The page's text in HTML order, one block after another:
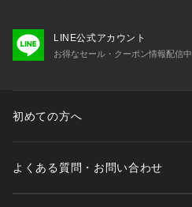
LINE公式アカウント
お得なセール・クーポン情報配信中
初めての方へ
よくある質問・お問い合わせ